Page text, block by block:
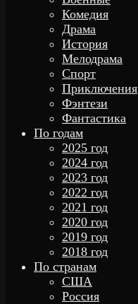
Комедия
Драма
История
Мелодрама
Спорт
Приключения
Фэнтези
Фантастика
По годам
2025 год
2024 год
2023 год
2022 год
2021 год
2020 год
2019 год
2018 год
По странам
США
Россия